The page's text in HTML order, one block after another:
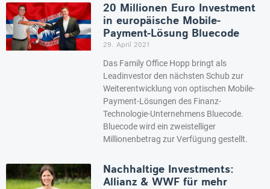
20 Millionen Euro Investment
in europäische Mobile-
Payment-Lösung Bluecode
29. April 2021
Das Family Office Hopp bringt als
Leadinvestor den nächsten Schub zur
Weiterentwicklung von optischen Mobile-
Payment-Lösungen des Finanz-
Technologie-Unternehmens Bluecode.
Bluecode wird ein zweistelliger
Millionenbetrag zur Verfügung gestellt.
Nachhaltige Investments:
Allianz & WWF für mehr